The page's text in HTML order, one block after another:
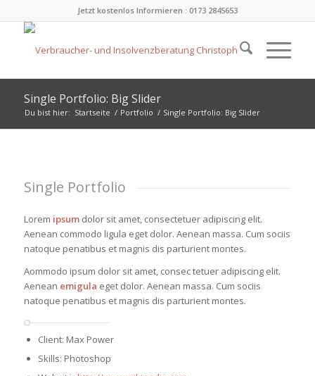
Jetzt kostenlos Informieren : 0173 2845653
Single Portfolio: Big Slider
Du bist hier: Startseite / Portfolio / Single Portfolio: Big Slider
LOREM IPSUM
DOLOR
Lorem ipsum dolor sit amet, consectetuer
adipiscing elit. Aenean commodo ligula eget
dolor.
Single Portfolio
Lorem ipsumdolor sit amet, consectetuer adipiscing elit.
Aenean commodo ligula eget dolor. Aenean massa. Cum sociis
natoque penatibus et magnis dis parturient montes.
Aommodo ipsum dolor sit amet, consec tetuer adipiscing elit.
Aenean emigula eget dolor. Aenean massa. Cum sociis
natoque penatibus et magnis dis parturient montes.
Client: Max Power
Skills: Photoshop